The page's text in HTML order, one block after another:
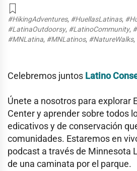
#HikingAdventures, #HuellasLatinas,
#LatinaOutdoorsy, #LatinoCommunity,
#MNLatina, #MNLatinos, #NatureWalks,
Celebremos juntos Latino
Únete a nosotros para explorar
Center y aprender sobre todos
edicativos y de conservación
comunidades. Estaremos en
podcast a través de Minnesota
de una caminata por el parque.